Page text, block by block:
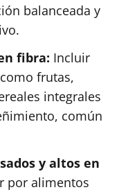
balanceada y
fibra: Incluir
frutas,
integrales
común
y altos en
por alimentos